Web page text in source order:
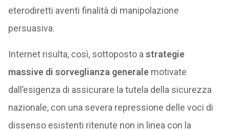
eterodiretti aventi finalità di manipolazione
persuasiva.
Internet risulta, così, sottoposto a strategie
massive di sorveglianza generalemotivate
dall’esigenza di assicurare la tutela della sicurezza
nazionale, con una severa repressione delle voci di
dissenso esistenti ritenute non in linea con la